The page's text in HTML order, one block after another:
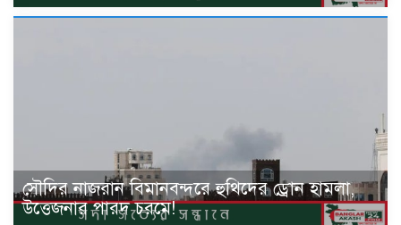
সৌদির নাজরান বিমানবন্দরে হুথিদের ড্রোন হামলা,
উত্তেজনার পারদ চরমে!